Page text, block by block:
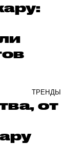
ТРЕНДЫ
от